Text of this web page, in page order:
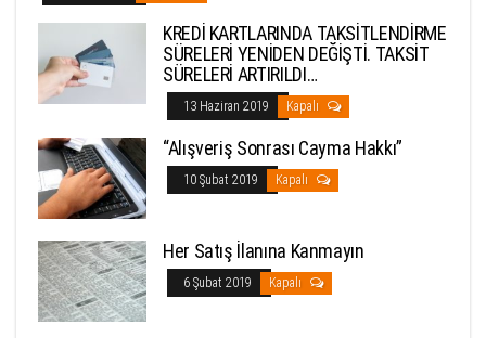
KREDİ KARTLARINDA TAKSİTLENDİRME
SÜRELERİ YENİDEN DEĞİŞTİ. TAKSİT
SÜRELERİ ARTIRILDI…
13 Haziran 2019 Kapalı
“Alışveriş Sonrası Cayma Hakkı”
10 Şubat 2019 Kapalı
Her Satış İlanına Kanmayın
6 Şubat 2019 Kapalı